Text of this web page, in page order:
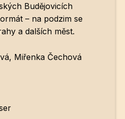
Budějovicích
– na podzim se
a dalších měst.
Miřenka Čechová